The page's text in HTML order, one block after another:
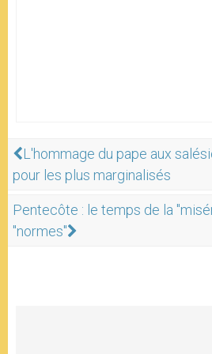
L'hommage du pape aux
pour les plus marginalisés
Pentecôte : le temps de la
"normes"